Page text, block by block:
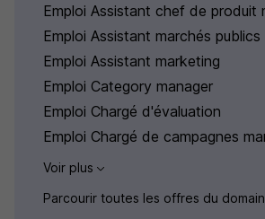
Emploi Assistant chef de produit
Emploi Assistant marchés publics
Emploi Assistant marketing
Emploi Category manager
Emploi Chargé d'évaluation
Emploi Chargé de campagnes
Voir plus
Parcourir toutes les offres du